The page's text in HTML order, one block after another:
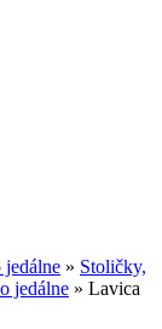
» Stoličky,
jedálne » Lavica